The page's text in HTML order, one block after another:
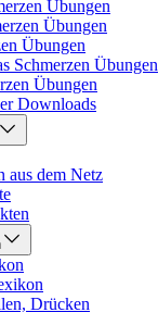
Übungen
Übungen
Übungen
Schmerzen Übungen
Übungen
Downloads
aus dem Netz
Drücken